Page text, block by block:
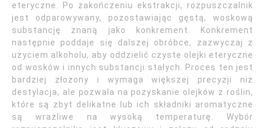
eteryczne. Po zakończeniu ekstrakcji, rozpuszczalnik
jest odparowywany, pozostawiając gęstą, woskową
substancję znaną jako konkrement. Konkrement
następnie poddaje się dalszej obróbce, zazwyczaj z
użyciem alkoholu, aby oddzielić czyste olejki eteryczne
od wosków i innych substancji stałych. Proces ten jest
bardziej złożony i wymaga większej precyzji niż
destylacja, ale pozwala na pozyskanie olejków z roślin,
które są zbyt delikatne lub ich składniki aromatyczne
są wrażliwe na wysoką temperaturę. Wybór